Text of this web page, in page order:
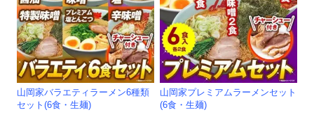
山岡家バラエティラーメン6種類
セット(6食・生麺)
山岡家プレミアムラーメンセット
(6食・生麺)